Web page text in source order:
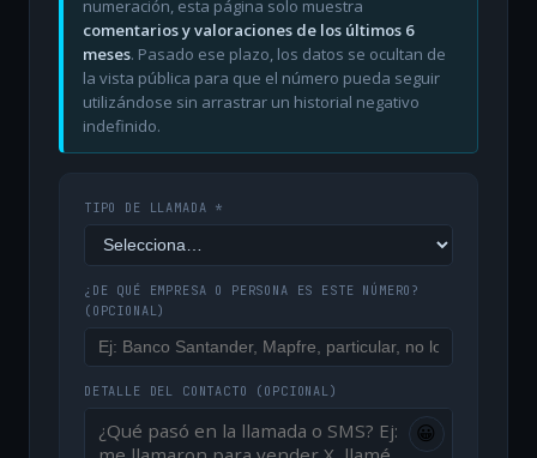
numeración, esta página solo muestra
comentarios y valoraciones de los últimos 6
meses. Pasado ese plazo, los datos se ocultan de
la vista pública para que el número pueda seguir
utilizándose sin arrastrar un historial negativo
indefinido.
TIPO DE LLAMADA *
¿DE QUÉ EMPRESA O PERSONA ES ESTE NÚMERO?
(OPCIONAL)
DETALLE DEL CONTACTO (OPCIONAL)
😀